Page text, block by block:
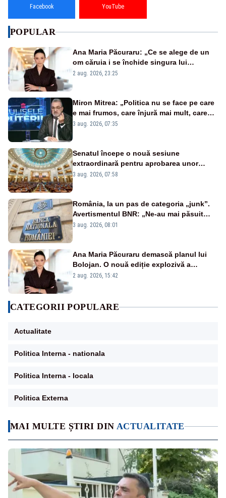
MAI MULTE ȘTIRI DIN ACTUALITATE
Facebook YouTube
POPULAR
Ana Maria Păcuraru: „Ce se alege de un
om căruia i se închide singura lui
portiță?”
2 aug. 2026, 23:25
Miron Mitrea: „Politica nu se face pe care
e mai frumos, care înjură mai mult, care
țipă mai tare, ci pe proiecte”
3 aug. 2026, 07:35
Senatul începe o nouă sesiune
extraordinară pentru aprobarea unor
jaloane din PNRR
3 aug. 2026, 07:58
România, la un pas de categoria „junk”.
Avertismentul BNR: „Ne-au mai păsuit
pentru câteva luni”
3 aug. 2026, 08:01
Ana Maria Păcuraru demască planul lui
Bolojan. O nouă ediție explozivă a
emisiunii „Miza Zilei” la Realitatea PLUS
2 aug. 2026, 15:42
CATEGORII POPULARE
Actualitate
Politica Interna - nationala
Politica Interna - locala
Politica Externa